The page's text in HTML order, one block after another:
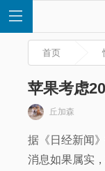
首页
苹果考虑
丘加森
据《日经新闻
消息如果属实